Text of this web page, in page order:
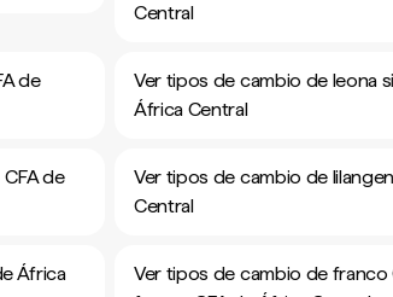
Central
de
Ver tipos de cambio de leona
África Central
de
Ver tipos de cambio de
Central
África
Ver tipos de cambio de franco